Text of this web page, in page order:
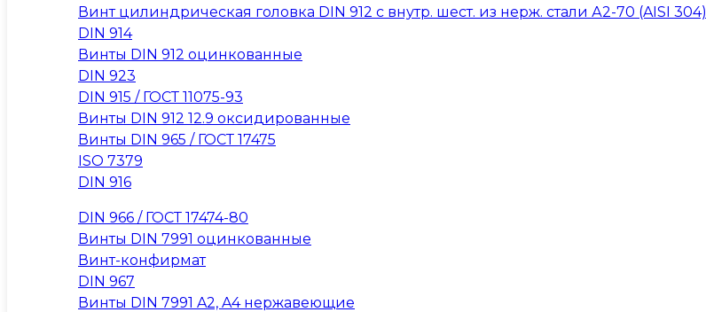
Винт цилиндрическая головка DIN 912 с внутр. шест. из нерж. стали А2-70 (AISI 304)
DIN 914
Винты DIN 912 оцинкованные
DIN 923
DIN 915 / ГОСТ 11075-93
Винты DIN 912 12.9 оксидированные
Винты DIN 965 / ГОСТ 17475
ISO 7379
DIN 916
DIN 966 / ГОСТ 17474-80
Винты DIN 7991 оцинкованные
Винт-конфирмат
DIN 967
Винты DIN 7991 A2, A4 нержавеющие